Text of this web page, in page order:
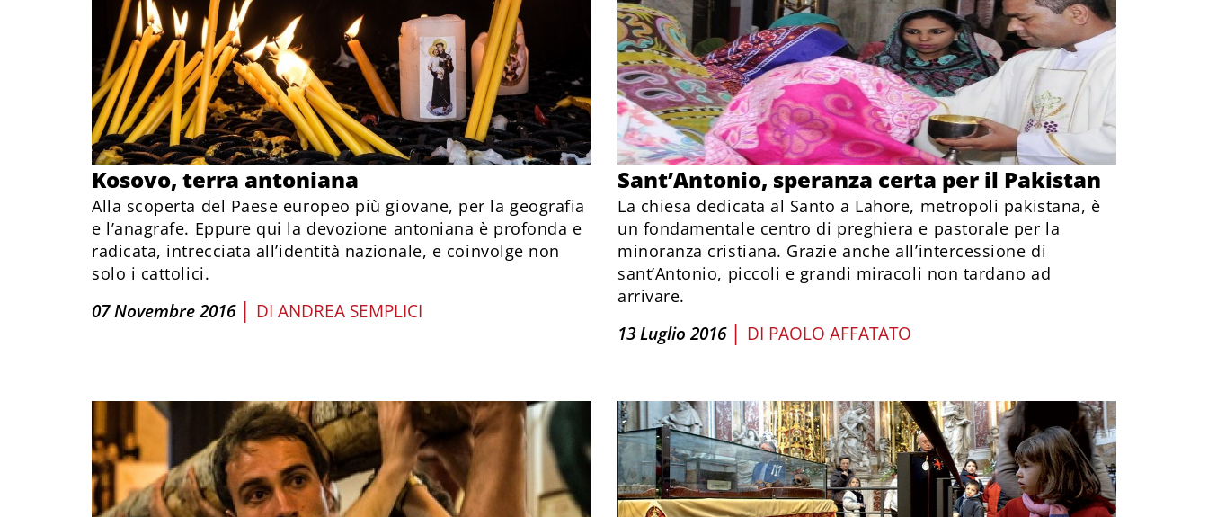
Kosovo, terra antoniana
Alla scoperta del Paese europeo più giovane, per la geografia
e l’anagrafe. Eppure qui la devozione antoniana è profonda e
radicata, intrecciata all’identità nazionale, e coinvolge non
solo i cattolici.
07 Novembre 2016 | DI ANDREA SEMPLICI
Sant’Antonio, speranza certa per il Pakistan
La chiesa dedicata al Santo a Lahore, metropoli pakistana, è
un fondamentale centro di preghiera e pastorale per la
minoranza cristiana. Grazie anche all’intercessione di
sant’Antonio, piccoli e grandi miracoli non tardano ad
arrivare.
13 Luglio 2016 | DI PAOLO AFFATATO